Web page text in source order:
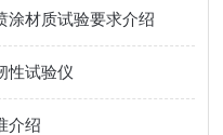
涂材质试验要求介绍
性试验仪
介绍